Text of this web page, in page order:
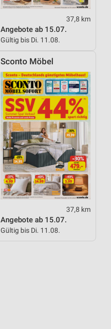
37,8 km
Angebote ab 15.07.
Gültig bis Di. 11.08.
Sconto Möbel
37,8 km
Angebote ab 15.07.
Gültig bis Di. 11.08.